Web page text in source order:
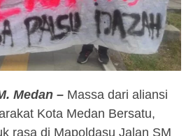
Medan – Massa dari aliansi
Kota Medan Bersatu,
rasa di Mapoldasu Jalan SM